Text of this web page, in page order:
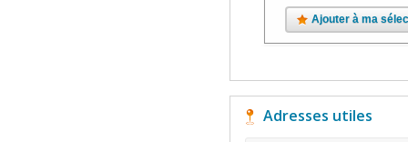
Ajouter à ma
Adresses utiles